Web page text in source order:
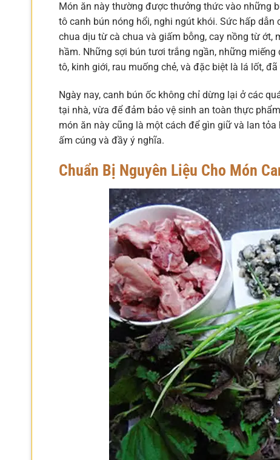
Món ăn này thường được thưởng thức vào những
tô canh bún nóng hổi, nghi ngút khói. Sức hấp
chua dịu từ cà chua và giấm bỗng, cay nồng từ
hầm. Những sợi bún tươi trắng ngần, những
tô, kinh giới, rau muống chẻ, và đặc biệt là lá lốt,
Ngày nay, canh bún ốc không chỉ dừng lại ở các
tại nhà, vừa để đảm bảo vệ sinh an toàn thực
món ăn này cũng là một cách để gìn giữ và lan
ấm cúng và đầy ý nghĩa.
Chuẩn Bị Nguyên Liệu Cho Món